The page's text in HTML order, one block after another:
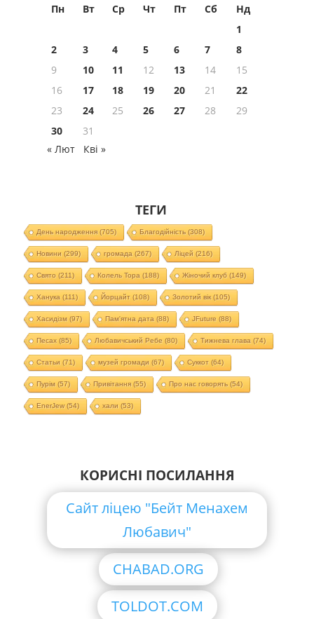
Пн Вт Ср Чт Пт Сб
Нд
1
2
3 4 5 6 7
8
9
10 11 12 13 14
15
16
17 18 19 20 21
22
23
24 25 26 27 28
29
30
31
« Лют
Кві »
ТЕГИ
День народження(705) Благодійність(308)
Новини (299) громада (267) Ліцей (216)
Свято (211) Колель Тора (188) Жіночий клуб (149)
Ханука (111) Йорцайт (108) Золотий вік(105)
Хасидізм (97) Пам'ятна дата (88) JFuture (88)
Песах(85) Любавичський Ребе (80) Тижнева глава (74)
Статьи (71) музей громади (67) Суккот (64)
Пурім (57) Привітання(55) Про нас говорять(54)
EnerJew(54) хали (53)
КОРИСНІ ПОСИЛАННЯ
Сайт ліцею "Бейт Менахем
Любавич"
CHABAD.ORG
TOLDOT.COM